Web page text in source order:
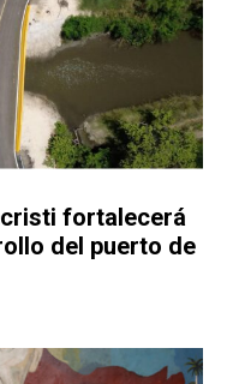
fortalecerá
del puerto de